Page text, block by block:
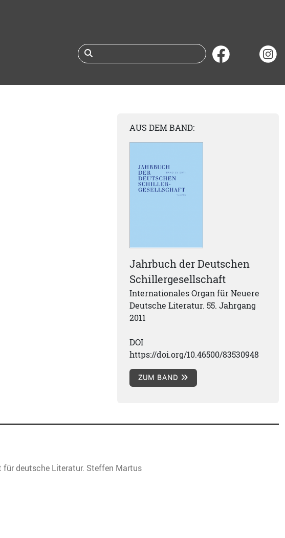
Suche nach
AUS DEM BAND:
Jahrbuch der Deutschen
Schillergesellschaft
Internationales Organ für Neuere
Deutsche Literatur. 55. Jahrgang
2011
DOI
https://doi.org/10.46500/83530948
ZUM BAND
deutsche Literatur. Steffen Martus